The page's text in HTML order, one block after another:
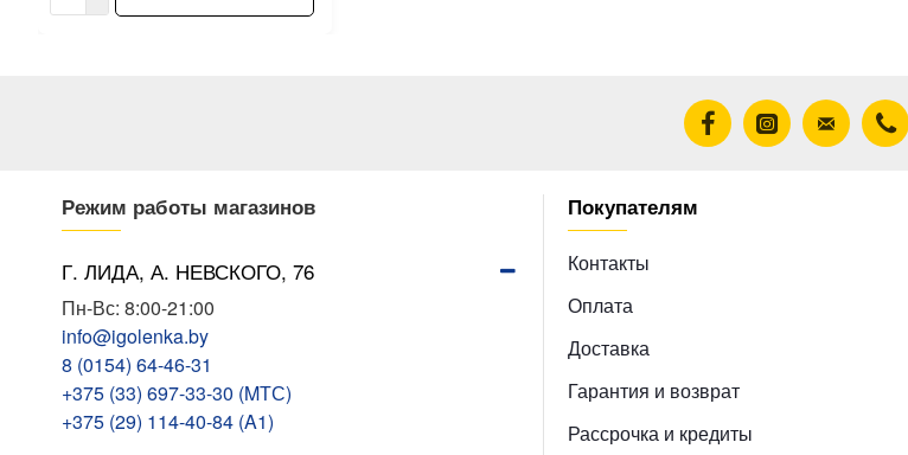
Режим работы магазинов
Г. ЛИДА, А. НЕВСКОГО, 76
Пн-Вс: 8:00-21:00
info@igolenka.by
8 (0154) 64-46-31
+375 (33) 697-33-30 (MТС)
+375 (29) 114-40-84 (A1)
Покупателям
Контакты
Оплата
Доставка
Гарантия и возврат
Рассрочка и кредиты